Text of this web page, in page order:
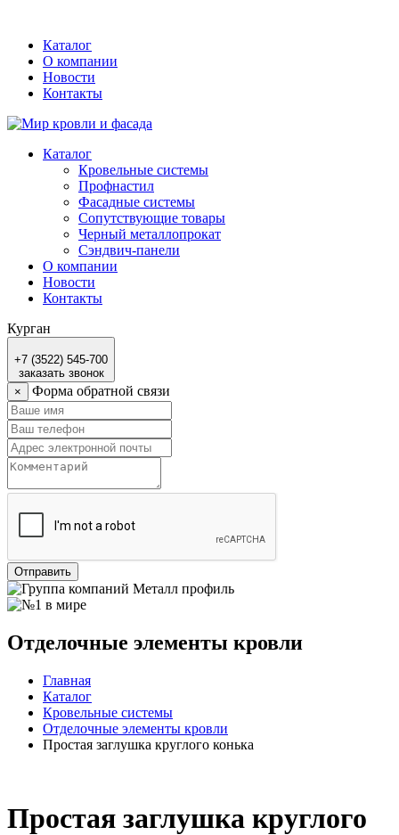
Каталог
О компании
Новости
Контакты
Каталог
Кровельные системы
Профнастил
Фасадные системы
Сопутствующие товары
Черный металлопрокат
Сэндвич-панели
О компании
Новости
Контакты
Курган
+7 (3522) 545-700
заказать звонок
×
Форма обратной связи
Отправить
Отделочные элементы кровли
Главная
Каталог
Кровельные системы
Отделочные элементы кровли
Простая заглушка круглого конька
Простая заглушка круглого